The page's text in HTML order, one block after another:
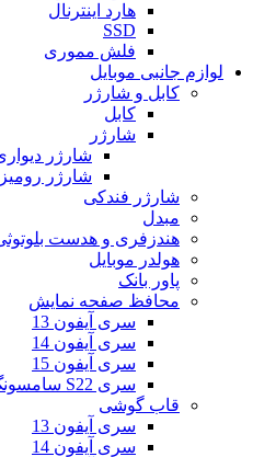
هارد اینترنال
SSD
فلش مموری
لوازم جانبی موبایل
کابل و شارژر
کابل
شارژر
شارژر
شارژر
شارژر فندکی
مبدل
هندزفری و هدست
هولدر موبایل
پاور بانک
محافظ صفحه نمایش
سری آیفون 13
سری آیفون 14
سری آیفون 15
سری S22 سامسونگ
قاب گوشی
سری آیفون 13
سری آیفون 14